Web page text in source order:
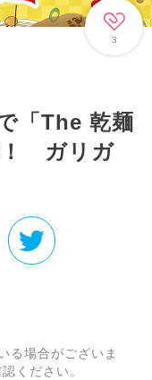
3
「The 乾麺
！ ガリガ
る場合がございま
ください。